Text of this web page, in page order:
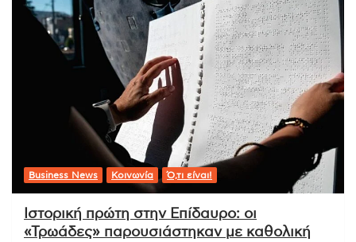
Business News Κοινωνία Ό,τι είναι!
Ιστορική πρώτη στην Επίδαυρο: οι
«Τρωάδες» παρουσιάστηκαν με καθολική